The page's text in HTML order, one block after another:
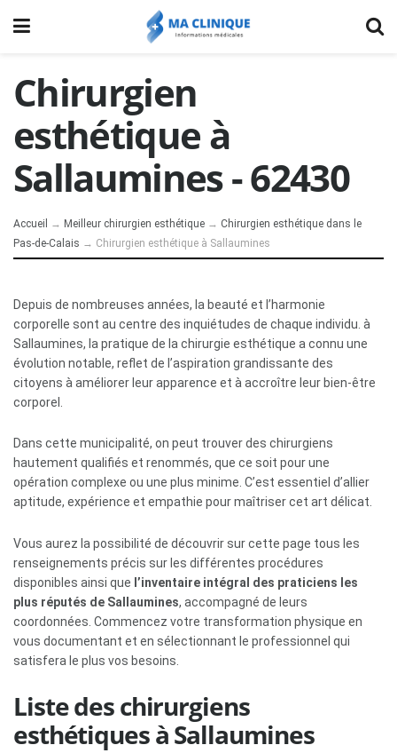
Chirurgien
esthétique à
Sallaumines - 62430
Accueil → Meilleur chirurgien esthétique → Chirurgien esthétique dans le
Pas-de-Calais → Chirurgien esthétique à Sallaumines
Depuis de nombreuses années, la beauté et l’harmonie
corporelle sont au centre des inquiétudes de chaque individu. à
Sallaumines, la pratique de la chirurgie esthétique a connu une
évolution notable, reflet de l’aspiration grandissante des
citoyens à améliorer leur apparence et à accroître leur bien-être
corporel.
Dans cette municipalité, on peut trouver des chirurgiens
hautement qualifiés et renommés, que ce soit pour une
opération complexe ou une plus minime. C’est essentiel d’allier
aptitude, expérience et empathie pour maîtriser cet art délicat.
Vous aurez la possibilité de découvrir sur cette page tous les
renseignements précis sur les différentes procédures
disponibles ainsi que l’inventaire intégral des praticiens les
plus réputés de Sallaumines, accompagné de leurs
coordonnées. Commencez votre transformation physique en
vous documentant et en sélectionnant le professionnel qui
satisfera le plus vos besoins.
Liste des chirurgiens
esthétiques à Sallaumines